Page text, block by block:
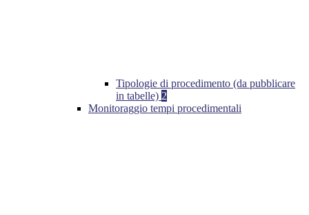
Tipologie di procedimento (da pubblicare
in tabelle) 2
Monitoraggio tempi procedimentali